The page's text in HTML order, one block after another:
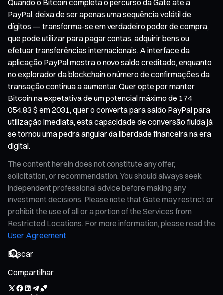
Quando o Bitcoin completa o percurso da Gate até à
PayPal, deixa de ser apenas uma sequência volátil de
dígitos — transforma-se em verdadeiro poder de compra,
que pode utilizar para pagar contas, adquirir bens ou
efetuar transferências internacionais. A interface da
aplicação PayPal mostra o novo saldo creditado, enquanto
no explorador da blockchain o número de confirmações da
transação continua a aumentar. Quer opte por manter
Bitcoin na expetativa de um potencial máximo de 174
054,83 $ em 2031, quer o converta para saldo PayPal para
utilização imediata, esta capacidade de conversão fluida já
se tornou uma pedra angular da liberdade financeira na era
digital.
The content herein does not constitute any offer,
solicitation, or recommendation. You should always seek
independent professional advice before making any
investment decisions. Please note that Gate may restrict or
prohibit the use of all or a portion of the Services from
Restricted Locations. For more information, please read the
User Agreement
Compartilhar